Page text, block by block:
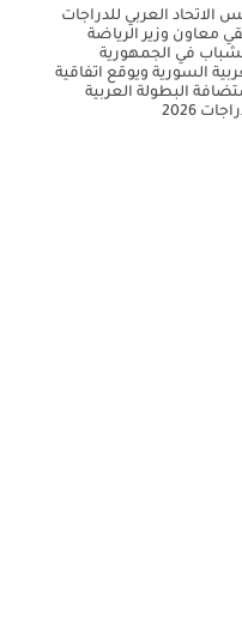
الاتحاد العربي للدراجات
معاون وزير الرياضة
في الجمهورية
السورية ويوقع اتفاقية
البطولة العربية
2026